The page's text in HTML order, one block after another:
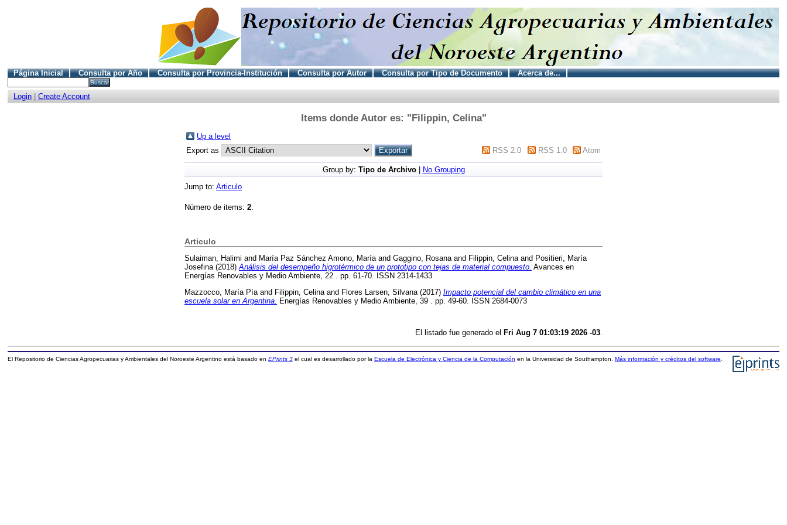
Página Inicial Consulta por Año Consulta por Provincia-Institución Consulta por Autor Consulta por Tipo de Documento Acerca de...
Login| Create Account
Items donde Autor es: "Filippin, Celina"
Up a level
Export as
RSS 2.0 RSS 1.0 Atom
Group by: Tipo de Archivo|
No Grouping
Jump to: Articulo
Número de items: 2.
Articulo
Sulaiman, Halimi and María Paz Sánchez Amono, Maríaand Gaggino, Rosanaand Filippin, Celinaand Positieri, María
Josefina(2018)Análisis del desempeño higrotérmico de un prototipo con tejas de material compuesto. Avances en
Energías Renovables y Medio Ambiente, 22 . pp. 61-70. ISSN 2314-1433
Mazzocco, María Píaand Filippin, Celinaand Flores Larsen, Silvana(2017) Impacto potencial del cambio climático en una
escuela solar en Argentina. Energías Renovables y Medio Ambiente, 39 . pp. 49-60. ISSN 2684-0073
El listado fue generado el Fri Aug 7 01:03:19 2026 -03
El Repositorio de Ciencias Agropecuarias y Ambientales del Noroeste Argentino está basado en EPrints 3el cual es desarrollado por la Escuela de Electrónica y Ciencia de la Computación en la Universidad de Southampton. Más información y créditos del software